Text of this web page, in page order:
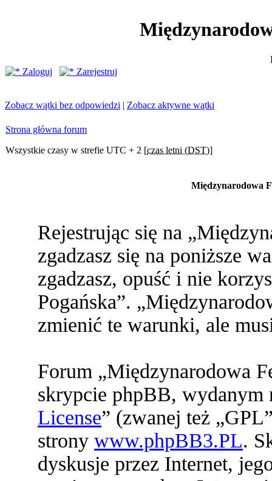
Zaloguj
Zarejestruj
Zobacz wątki bez odpowiedzi | Zobacz aktywne wątki
Strona główna forum
Wszystkie czasy w strefie UTC + 2 [czas letni (DST)]
Międzynarodowa
Rejestrując się na
zgadzasz się na poniższe
zgadzasz, opuść i nie
Pogańska”.
zmienić te warunki, ale
Forum „Międzynarodowa
skrypcie phpBB, wydanym
License” (zwanej też
strony www.phpBB3.PL.
dyskusje przez Internet,